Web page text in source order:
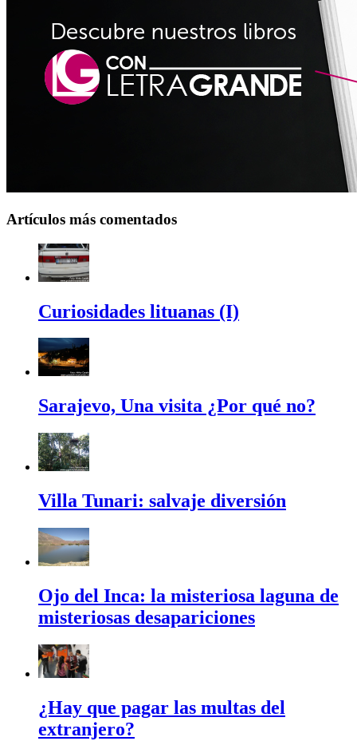
Artículos más comentados
Curiosidades lituanas (I)
Sarajevo, Una visita ¿Por qué no?
Villa Tunari: salvaje diversión
Ojo del Inca: la misteriosa laguna de
misteriosas desapariciones
¿Hay que pagar las multas del
extranjero?